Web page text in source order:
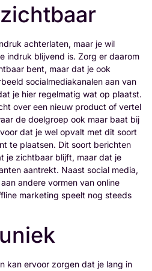
achterlaten, maar je wil
indruk blijvend is. Zorg er daarom
bent, maar dat je ook
socialmediakanalen aan van
je hier regelmatig wat op plaatst.
over een nieuw product of vertel
de doelgroep ook maar baat bij
dat je wel opvalt met dit soort
te plaatsen. Dit soort berichten
je zichtbaar blijft, maar dat je
aantrekt. Naast social media,
andere vormen van online
marketing speelt nog steeds
kan ervoor zorgen dat je lang in